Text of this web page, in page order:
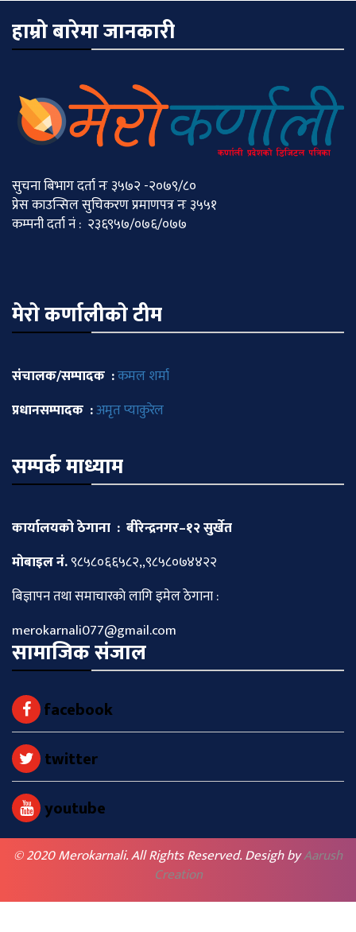
हाम्रो बारेमा जानकारी
सुचना बिभाग दर्ता नः ३५७२ -२०७९/८०
प्रेस काउन्सिल सुचिकरण प्रमाणपत्र नः ३५५१
कम्पनी दर्ता नं : २३६९५७/०७६/०७७
मेराे कर्णालीकाे टीम
संचालक/सम्पादक :कमल शर्मा
प्रधानसम्पादक :अमृत प्याकुरेल
सम्पर्क माध्याम
कार्यालयको ठेगाना : बीरेन्द्रनगर–१२ सुर्खेत
माेबाइल नं.९८५८०६६५८२,,९८५८०७४४२२
बिज्ञापन तथा समाचारकाे लागि इमेल ठेगाना :
merokarnali077@gmail.com
सामाजिक संजाल
facebook
twitter
youtube
© 2020 Merokarnali. All Rights Reserved. Desigh byAarush
Creation